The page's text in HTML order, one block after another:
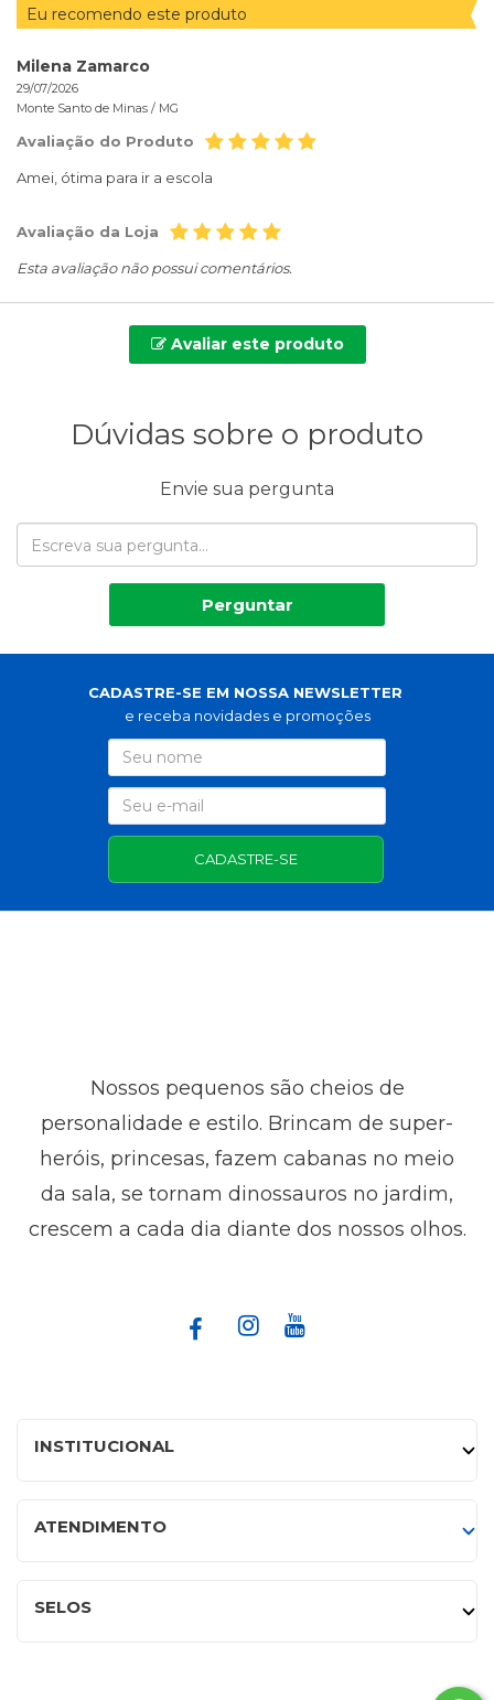
Eu recomendo este produto
Milena Zamarco
29/07/2026
Monte Santo de Minas / MG
Avaliação do Produto
Amei, ótima para ir a escola
Avaliação da Loja
Esta avaliação não possui comentários.
Avaliar este produto
Dúvidas sobre o produto
Envie sua pergunta
Perguntar
CADASTRE-SE EM NOSSA NEWSLETTER
e receba novidades e promoções
CADASTRE-SE
Nossos pequenos são cheios de
personalidade e estilo. Brincam de super-
heróis, princesas, fazem cabanas no meio
da sala, se tornam dinossauros no jardim,
crescem a cada dia diante dos nossos olhos.
INSTITUCIONAL
ATENDIMENTO
SELOS